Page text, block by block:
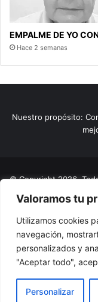
Valoramos tu
Utilizamos cookies
navegación,
personalizados y
"Aceptar todo",
Personalizar
EMPALME DE YO
Hace 2 semanas
Nuestro propósito:
© Copyright 2026,
Home
Actualidad
El